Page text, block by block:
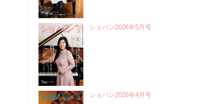
ショパン2026年5月号
ショパン2026年4月号